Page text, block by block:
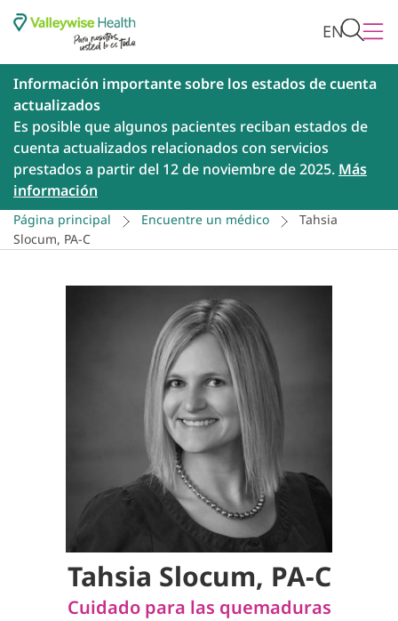
EN
Información importante sobre los estados de cuenta
actualizados
Es posible que algunos pacientes reciban estados de
cuenta actualizados relacionados con servicios
prestados a partir del 12 de noviembre de 2025. Más
información
Página principal Encuentre un médico
Tahsia
Slocum, PA-C
Tahsia Slocum, PA-C
Cuidado para las quemaduras